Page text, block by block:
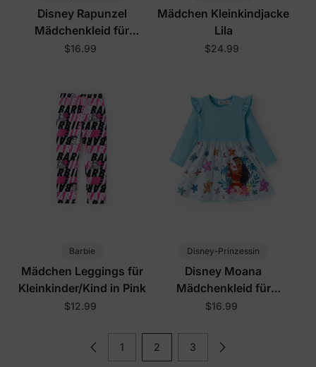
Disney Rapunzel
Mädchenkleid für
Kleinkinder in Helllila
$16.99
Mädchen Kleinkindjacke
Lila
$24.99
Barbie
Mädchen Leggings für
Kleinkinder/Kind in Pink
$12.99
Disney-Prinzessin
Disney Moana
Mädchenkleid für
Kleinkinder in Türkis
$16.99
1 2 3